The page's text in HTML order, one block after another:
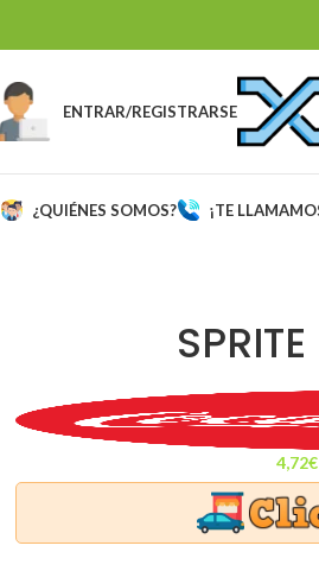
ENTRAR/REGISTRARSE
¿QUIÉNES SOMOS? ¡TE
4,72€